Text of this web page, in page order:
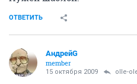
ОТВЕТИТЬ
АндрейG
member
15 октября 2009 olle-